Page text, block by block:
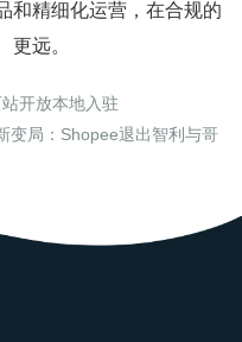
和精细化运营，在合规的
更远。
开放本地入驻
变局：Shopee退出智利与哥